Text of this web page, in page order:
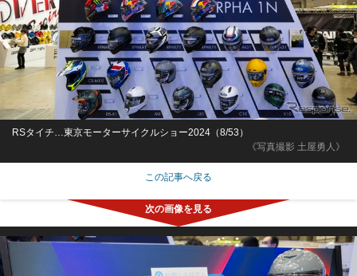
《写真撮影 土屋勇人》
RSタイチ…東京モーターサイクルショー2024（8/53）
この記事へ戻る